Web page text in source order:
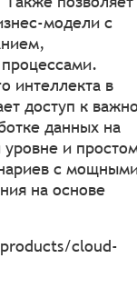
модели с
интеллекта в
доступ к
данных на
и
с
на основе
cloud-